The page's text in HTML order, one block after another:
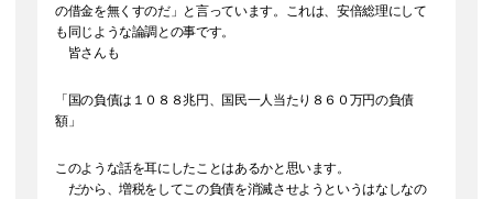
の借金を無くすのだ」と言っています。これは、安倍総理にして
も同じような論調との事です。
皆さんも
「国の負債は１０８８兆円、国民一人当たり８６０万円の負債
額」
このような話を耳にしたことはあるかと思います。
だから、増税をしてこの負債を消滅させようというはなしなの